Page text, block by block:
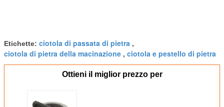
Etichette: ciotola di passata di pietra ,
ciotola di pietra della macinazione , ciotola e pestello di pietra
Ottieni il miglior prezzo per